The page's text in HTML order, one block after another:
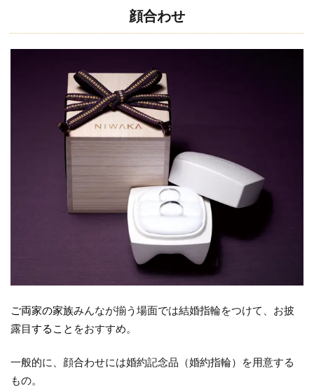
顔合わせ
ご両家の家族みんなが揃う場面では結婚指輪をつけて、お披
露目すること をおすすめ。
一般的に、顔合わせには婚約記念品（婚約指輪）を用意する
もの。